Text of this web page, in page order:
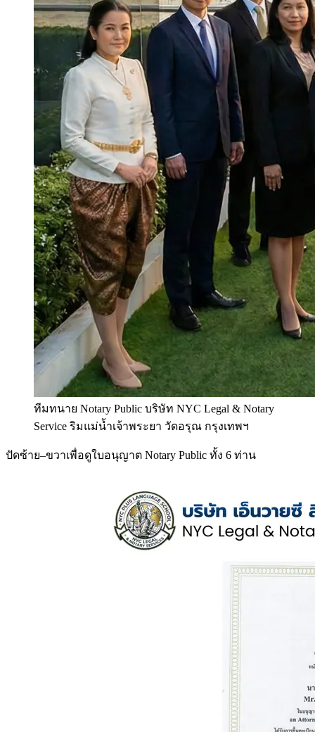
ทีมทนาย Notary Public บริษัท NYC Legal & Notary
Service ริมแม่น้ำเจ้าพระยา วัดอรุณ กรุงเทพฯ
ปัดซ้าย–ขวาเพื่อดูใบอนุญาต Notary Public ทั้ง 6 ท่าน